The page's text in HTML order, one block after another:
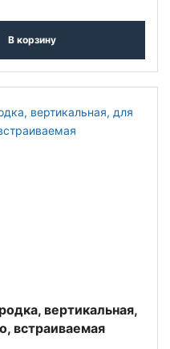
В корзину
вертикальная,
встраиваемая